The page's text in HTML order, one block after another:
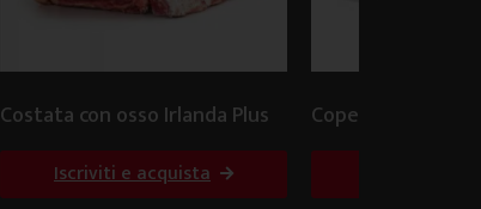
Costata con osso Irlanda Plus
Iscriviti e acquista
Copertina di